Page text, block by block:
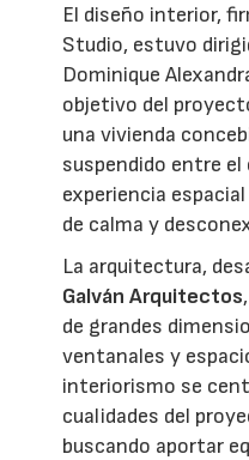
El diseño interior,
Studio, estuvo
Dominique
objetivo del
una vivienda
suspendido entre el
experiencia
de calma y
La arquitectura,
Galván Arquitectos
de grandes
ventanales y
interiorismo se
cualidades del
buscando aportar